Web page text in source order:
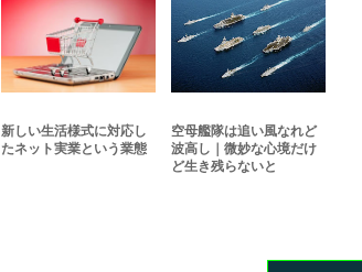
新しい生活様式に対応し
たネット実業という業態
空母艦隊は追い風なれど
波高し｜微妙な心境だけ
ど生き残らないと